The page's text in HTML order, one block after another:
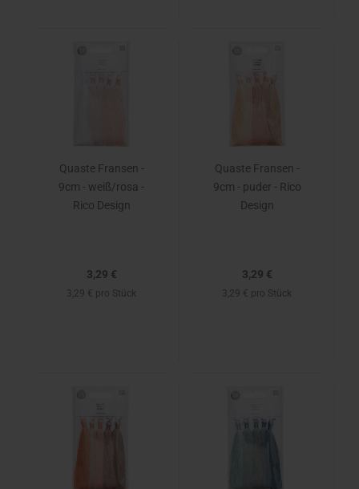
Quaste Fransen -
9cm - weiß/rosa -
Rico Design
3,29 €
3,29 € pro Stück
Quaste Fransen -
9cm - puder - Rico
Design
3,29 €
3,29 € pro Stück